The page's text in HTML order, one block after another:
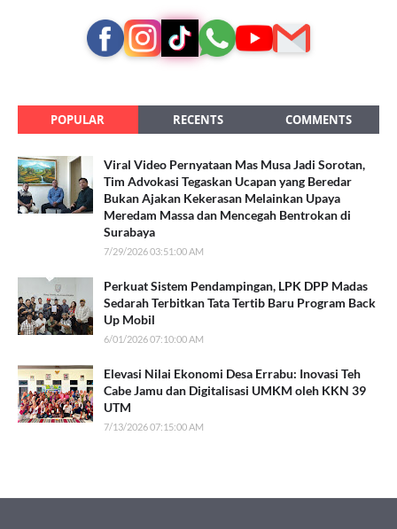
POPULAR RECENTS COMMENTS
Viral Video Pernyataan Mas Musa Jadi Sorotan,
Tim Advokasi Tegaskan Ucapan yang Beredar
Bukan Ajakan Kekerasan Melainkan Upaya
Meredam Massa dan Mencegah Bentrokan di
Surabaya
7/29/2026 03:51:00 AM
Perkuat Sistem Pendampingan, LPK DPP Madas
Sedarah Terbitkan Tata Tertib Baru Program Back
Up Mobil
6/01/2026 07:10:00 AM
Elevasi Nilai Ekonomi Desa Errabu: Inovasi Teh
Cabe Jamu dan Digitalisasi UMKM oleh KKN 39
UTM
7/13/2026 07:15:00 AM